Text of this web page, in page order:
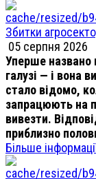
Збитки
05 серпня 2026
Уперше названо
галузі — і вона
стало відомо,
запрацюють на
вивезти.
приблизно
Більше